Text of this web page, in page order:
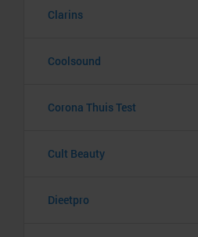
Clarins
Coolsound
Corona Thuis Test
Cult Beauty
Dieetpro